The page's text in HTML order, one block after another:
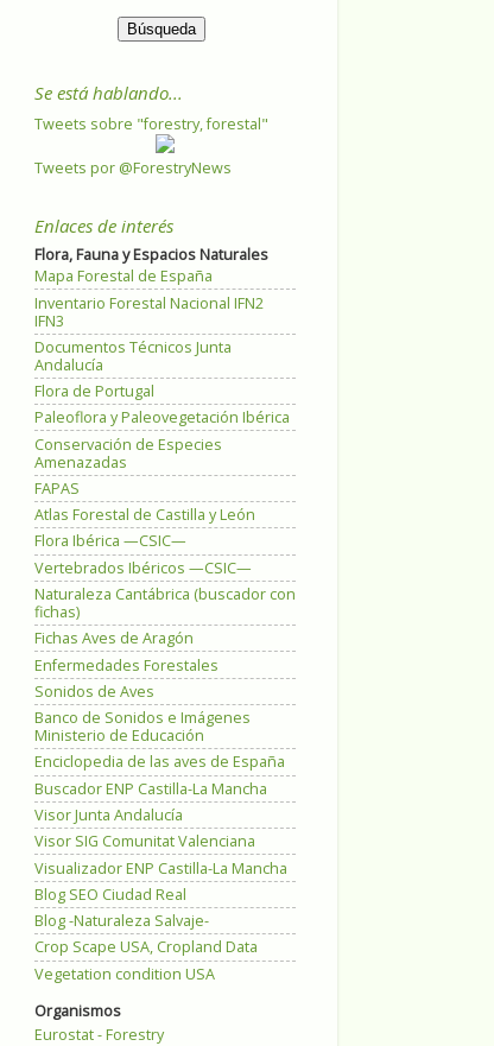
Se está hablando...
Tweets sobre "forestry, forestal"
Tweets por @ForestryNews
Enlaces de interés
Flora, Fauna y Espacios Naturales
Mapa Forestal de España
Inventario Forestal Nacional IFN2
IFN3
Documentos Técnicos Junta
Andalucía
Flora de Portugal
Paleoflora y Paleovegetación Ibérica
Conservación de Especies
Amenazadas
FAPAS
Atlas Forestal de Castilla y León
Flora Ibérica —CSIC—
Vertebrados Ibéricos —CSIC—
Naturaleza Cantábrica (buscador con
fichas)
Fichas Aves de Aragón
Enfermedades Forestales
Sonidos de Aves
Banco de Sonidos e Imágenes
Ministerio de Educación
Enciclopedia de las aves de España
Buscador ENP Castilla-La Mancha
Visor Junta Andalucía
Visor SIG Comunitat Valenciana
Visualizador ENP Castilla-La Mancha
Blog SEO Ciudad Real
Blog -Naturaleza Salvaje-
Crop Scape USA, Cropland Data
Vegetation condition USA
Organismos
Eurostat - Forestry